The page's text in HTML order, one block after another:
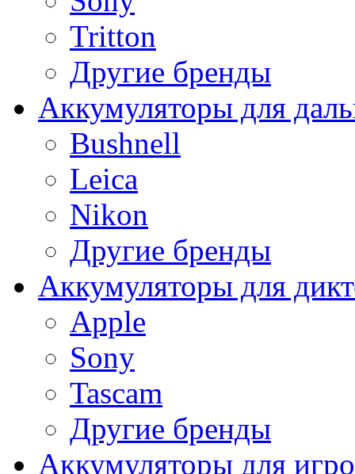
Tritton
Другие бренды
Аккумуляторы для
Bushnell
Leica
Nikon
Другие бренды
Аккумуляторы для
Apple
Sony
Tascam
Другие бренды
Аккумуляторы для